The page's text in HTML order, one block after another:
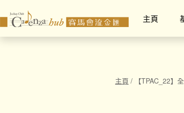
主頁
主頁 / 【TPAC_22】